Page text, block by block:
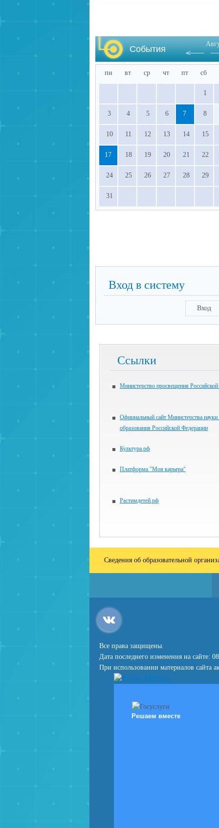
События
пн вт ср чт пт сб
1
3 4 5 6 7 8
10 11 12 13 14 15
17 18 19 20 21 22
24 25 26 27 28 29
31
Вход в систему
Вход
Ссылки
Министерство просвещения
Официальный сайт Министерства
образования Российской Федерации
Культура.рф
Платформа "Моя карьера"
Растимдетей.рф
Сведения об образовательной
Все права защищены.
Дата последнего изменения на сайте:
При использовании материалов сайта
Решаем вместе